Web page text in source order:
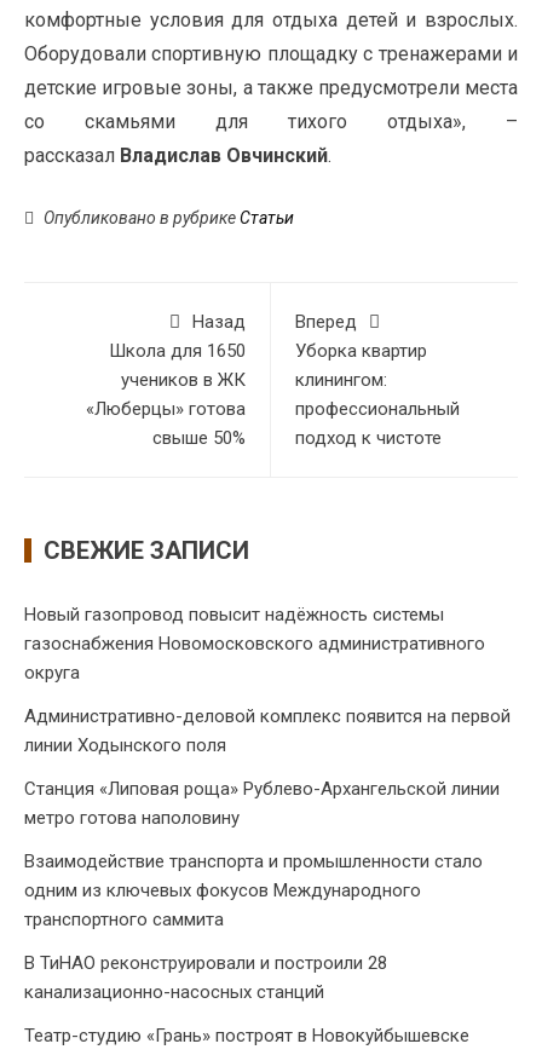
комфортные условия для отдыха детей и взрослых.
Оборудовали спортивную площадку с тренажерами и
детские игровые зоны, а также предусмотрели места
со скамьями для тихого отдыха», –
рассказал Владислав Овчинский.
Опубликовано в рубрикеСтатьи
Назад
Школа для 1650
учеников в ЖК
«Люберцы» готова
свыше 50%
Вперед
Уборка квартир
клинингом:
профессиональный
подход к чистоте
СВЕЖИЕ ЗАПИСИ
Новый газопровод повысит надёжность системы
газоснабжения Новомосковского административного
округа
Административно-деловой комплекс появится на первой
линии Ходынского поля
Станция «Липовая роща» Рублево-Архангельской линии
метро готова наполовину
Взаимодействие транспорта и промышленности стало
одним из ключевых фокусов Международного
транспортного саммита
В ТиНАО реконструировали и построили 28
канализационно-насосных станций
Театр-студию «Грань» построят в Новокуйбышевске